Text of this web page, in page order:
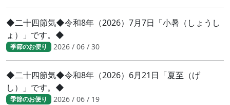
◆二十四節気◆令和8年（2026）7月7日「小暑（しょうし
ょ）」です。◆
季節のお便り 2026 / 06 / 30
◆二十四節気◆令和8年（2026）6月21日「夏至（げ
し）」です。◆
季節のお便り 2026 / 06 / 19